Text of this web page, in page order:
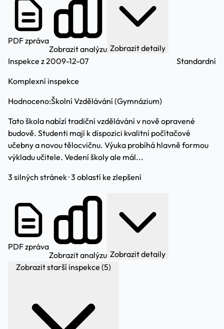
PDF zpráva
Zobrazit analýzu Zobrazit detaily
Inspekce z 2009-12-07
Komplexní inspekce
Standardní
Hodnoceno:Školní Vzdělávání (Gymnázium)
Tato škola nabízí tradiční vzdělávání v nově opravené
budově. Studenti mají k dispozici kvalitní počítačové
učebny a novou tělocvičnu. Výuka probíhá hlavně formou
výkladu učitele. Vedení školy ale mál...
3 silných stránek · 3 oblastí ke zlepšení
PDF zpráva
Zobrazit analýzu Zobrazit detaily
Zobrazit starší inspekce (5)